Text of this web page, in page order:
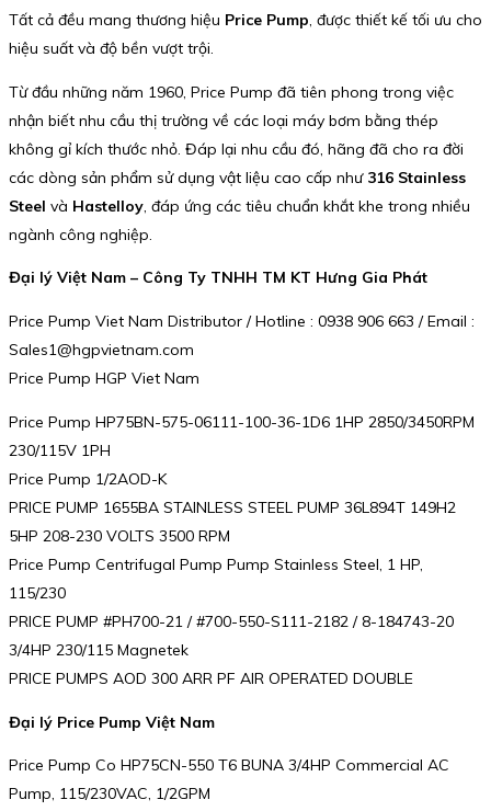
Tất cả đều mang thương hiệu Price Pump, được thiết kế tối ưu cho
hiệu suất và độ bền vượt trội.
Từ đầu những năm 1960, Price Pump đã tiên phong trong việc
nhận biết nhu cầu thị trường về các loại máy bơm bằng thép
không gỉ kích thước nhỏ. Đáp lại nhu cầu đó, hãng đã cho ra đời
các dòng sản phẩm sử dụng vật liệu cao cấp như 316 Stainless
Steel và Hastelloy, đáp ứng các tiêu chuẩn khắt khe trong nhiều
ngành công nghiệp.
Đại lý Việt Nam – Công Ty TNHH TM KT Hưng Gia Phát
Price Pump Viet Nam Distributor / Hotline : 0938 906 663 / Email :
Sales1@hgpvietnam.com
Price Pump HGP Viet Nam
Price Pump HP75BN-575-06111-100-36-1D6 1HP 2850/3450RPM
230/115V 1PH
Price Pump 1/2AOD-K
PRICE PUMP 1655BA STAINLESS STEEL PUMP 36L894T 149H2
5HP 208-230 VOLTS 3500 RPM
Price Pump Centrifugal Pump Pump Stainless Steel, 1 HP,
115/230
PRICE PUMP #PH700-21 / #700-550-S111-2182 / 8-184743-20
3/4HP 230/115 Magnetek
PRICE PUMPS AOD 300 ARR PF AIR OPERATED DOUBLE
Đại lý Price Pump Việt Nam
Price Pump Co HP75CN-550 T6 BUNA 3/4HP Commercial AC
Pump, 115/230VAC, 1/2GPM